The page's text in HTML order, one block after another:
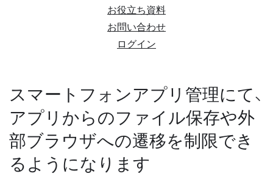
お役立ち資料
お問い合わせ
ログイン
スマートフォンアプリ管理にて、
アプリからのファイル保存や外
部ブラウザへの遷移を制限でき
るようになります